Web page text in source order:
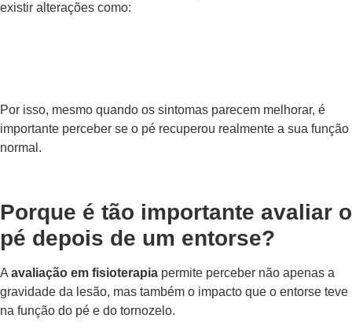
existir alterações como:
Por isso, mesmo quando os sintomas parecem melhorar, é
importante perceber se o pé recuperou realmente a sua função
normal.
Porque é tão importante avaliar o
pé depois de um entorse?
A avaliação em fisioterapia permite perceber não apenas a
gravidade da lesão, mas também o impacto que o entorse teve
na função do pé e do tornozelo.